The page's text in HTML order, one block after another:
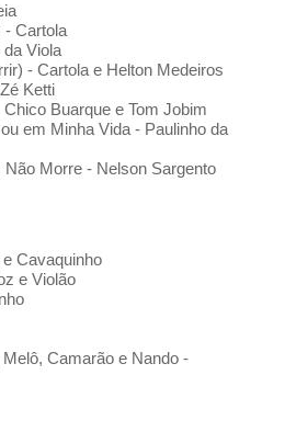
- Cartola
da Viola
- Cartola e Helton Medeiros
Ketti
Buarque e Tom Jobim
em Minha Vida - Paulinho da
Morre - Nelson Sargento
Cavaquinho
e Violão
Camarão e Nando -